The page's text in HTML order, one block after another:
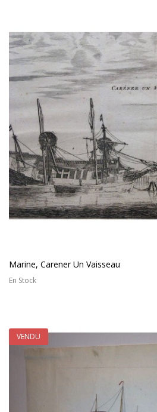
Marine, Carener Un Vaisseau
En Stock
VENDU